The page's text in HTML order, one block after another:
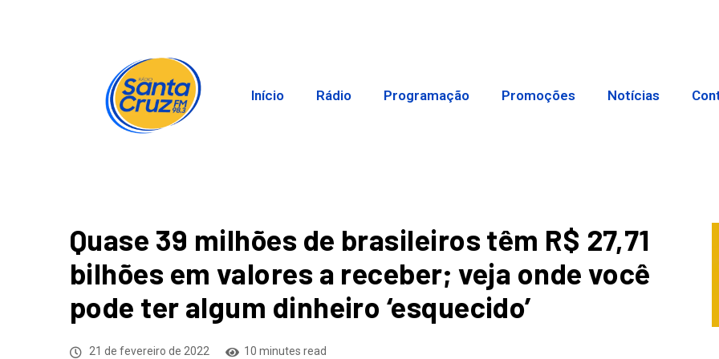
Início Rádio Programação Promoções Notícias
Quase 39 milhões de brasileiros têm R$ 27,71
bilhões em valores a receber; veja onde você
pode ter algum dinheiro ‘esquecido’
21 de fevereiro de 2022 10 minutes read